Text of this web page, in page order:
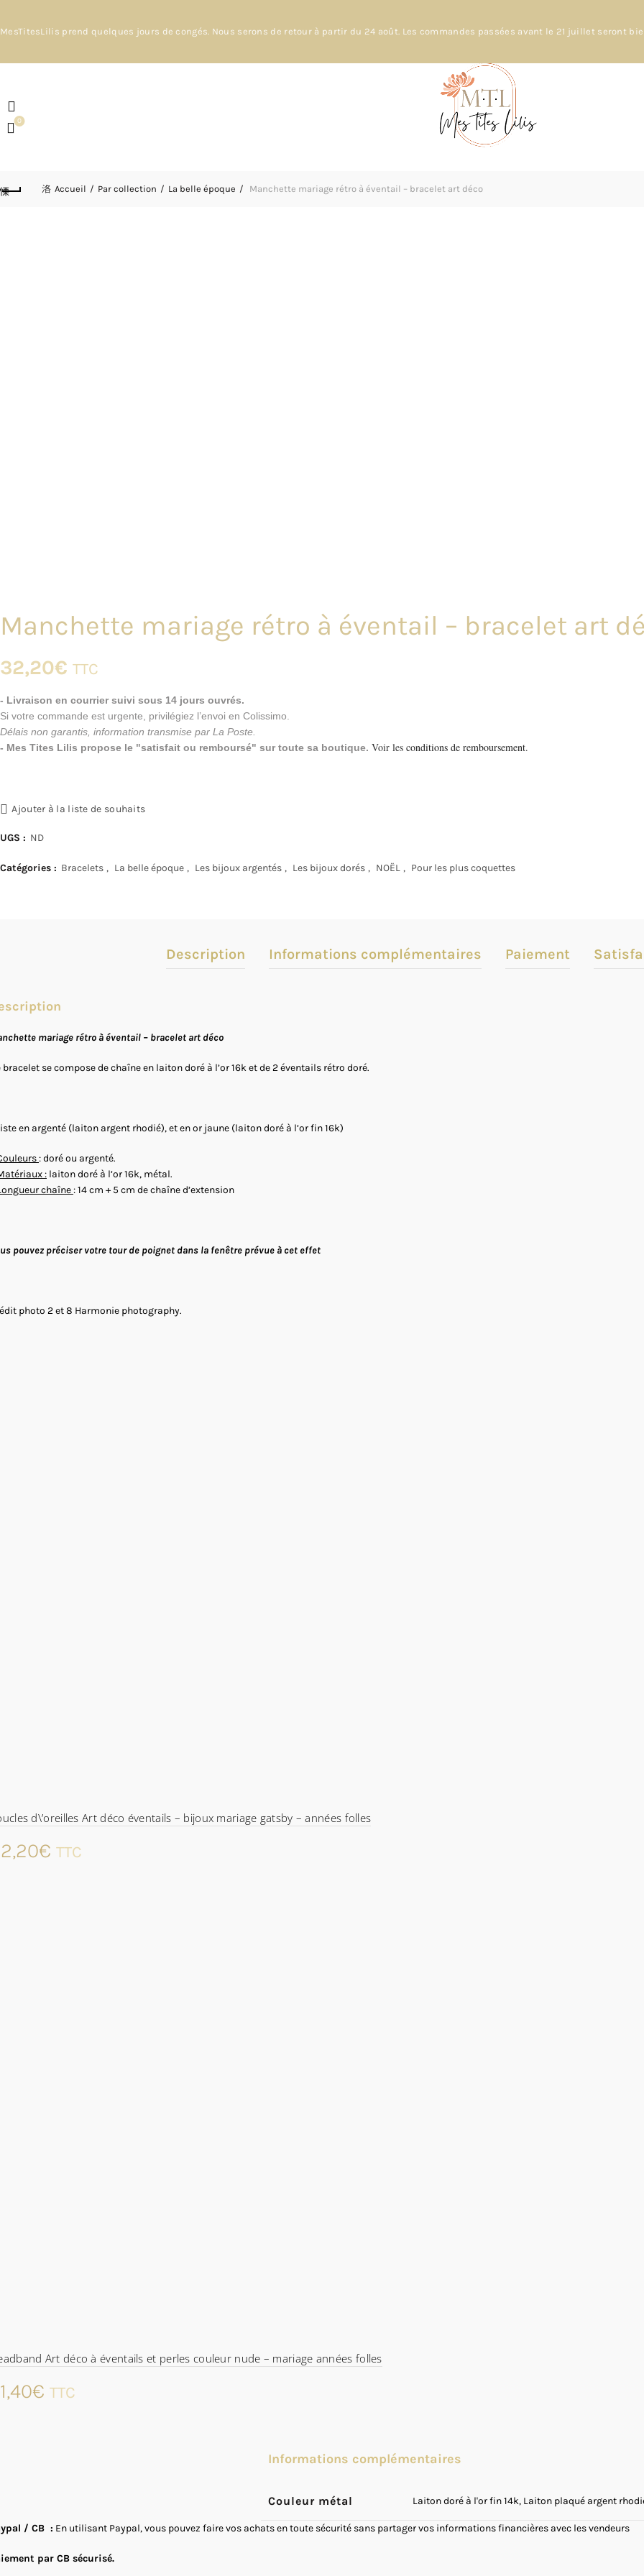
MesTitesLilis prend quelques jours de congés. Nous serons de retour à partir du 24 août. Les commandes passées avant le 21 juillet seront
0
Accueil Par collection La belle époque Manchette mariage rétro à éventail – bracelet art déco
Manchette mariage rétro à éventail – bracelet art
32,20€ TTC
- Livraison en courrier suivi sous 14 jours ouvrés.
Si votre commande est urgente, privilégiez l’envoi en Colissimo.
Délais non garantis, information transmise par La Poste.
- Mes Tites Lilis propose le "satisfait ou remboursé" sur toute sa boutique. Voir les conditions de remboursement.
Ajouter à la liste de souhaits
UGS : ND
Catégories : Bracelets , La belle époque , Les bijoux argentés , Les bijoux dorés , NOËL , Pour les plus coquettes
Description Informations complémentaires Paiement
mariage rétro à éventail – bracelet art déco
bracelet se compose de chaîne en laiton doré à l’or 16k et de 2 éventails rétro doré.
en argenté (laiton argent rhodié), et en or jaune (laiton doré à l’or fin 16k)
: doré ou argenté.
: laiton doré à l’or 16k, métal.
chaîne: 14 cm + 5 cm de chaîne d’extension
pouvez préciser votre tour de poignet dans la fenêtre prévue à cet effet
photo 2 et 8 Harmonie photography.
d\’oreilles Art déco éventails – bijoux mariage gatsby – années folles
€ TTC
Art déco à éventails et perles couleur nude – mariage années folles
€ TTC
Informations complémentaires
Couleur métal Laiton doré à l'or fin 14k, Laiton plaqué argent
/ CB : En utilisant Paypal, vous pouvez faire vos achats en toute sécurité sans partager vos informations financières avec les vendeurs
par CB sécurisé.